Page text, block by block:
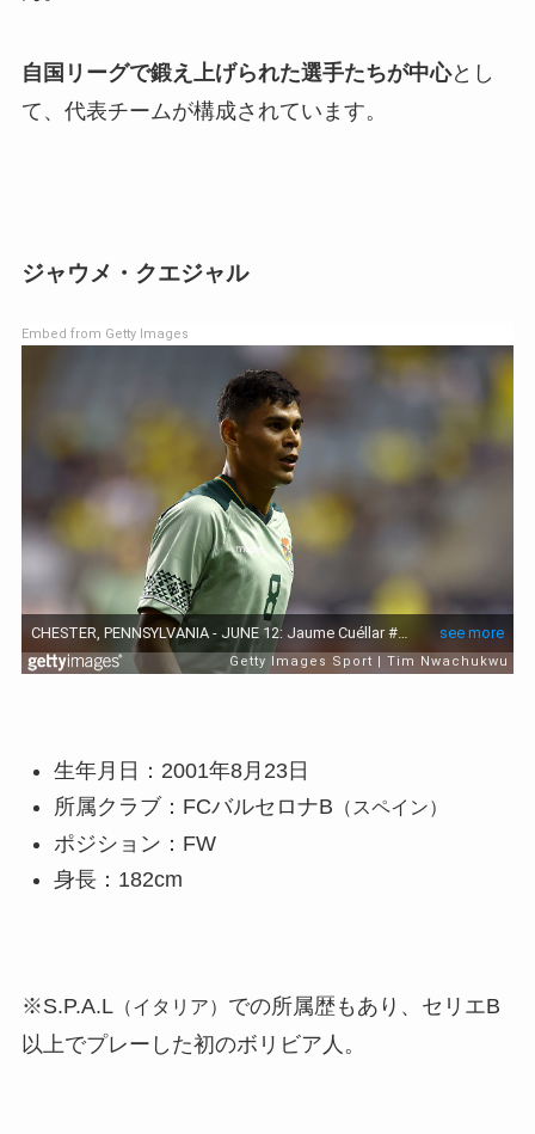
自国リーグで鍛え上げられた選手たちが中心とし
て、代表チームが構成されています。
ジャウメ・クエジャル
Embed from Getty Images
生年月日：2001年8月23日
所属クラブ：FCバルセロナB （スペイン）
ポジション：FW
身長：182cm
※S.P.A.L（イタリア） での所属歴もあり、セリエB
以上でプレーした初のボリビア人。